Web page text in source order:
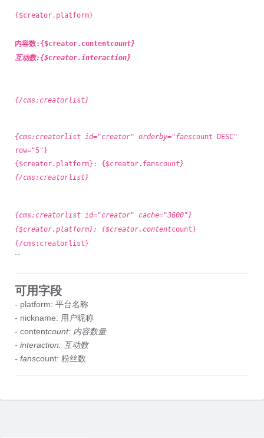
{$creator.platform}
内容数:{$creator.contentcount}
互动数:{$creator.interaction}
{/cms:creatorlist}
{cms:creatorlist id="creator" orderby="fanscount DESC"
row="5"}
{$creator.platform}: {$creator.fanscount}
{/cms:creatorlist}
{cms:creatorlist id="creator" cache="3600"}
{$creator.platform}: {$creator.contentcount}
{/cms:creatorlist}
``
可用字段
- platform: 平台名称
- nickname: 用户昵称
- contentcount: 内容数量
- interaction: 互动数
- fanscount: 粉丝数